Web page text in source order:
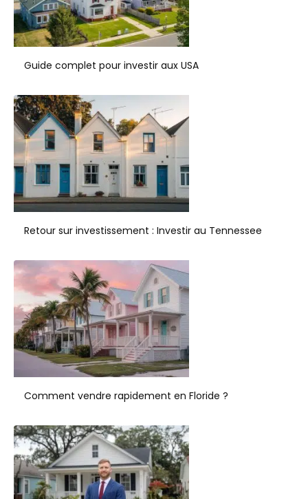
Guide complet pour investir aux USA
Retour sur investissement : Investir au Tennessee
Comment vendre rapidement en Floride ?